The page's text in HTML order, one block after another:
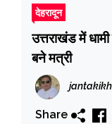
देहरादून
उत्तराखंड में
बने मत्री
Share